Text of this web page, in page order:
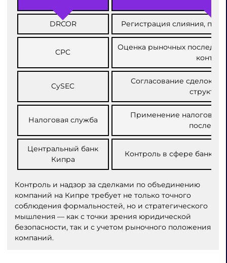
DRCOR Регистрация слияния,
CPC
Оценка рыночных
CySEC
Согласование сделок с
Налоговая служба
Применение
Центральный банк
Кипра
Контроль в сфере
Контроль и надзор за сделками по объединению
компаний на Кипре требует не только точного
соблюдения формальностей, но и стратегического
мышления — как с точки зрения юридической
безопасности, так и с учетом рыночного положения
компаний.